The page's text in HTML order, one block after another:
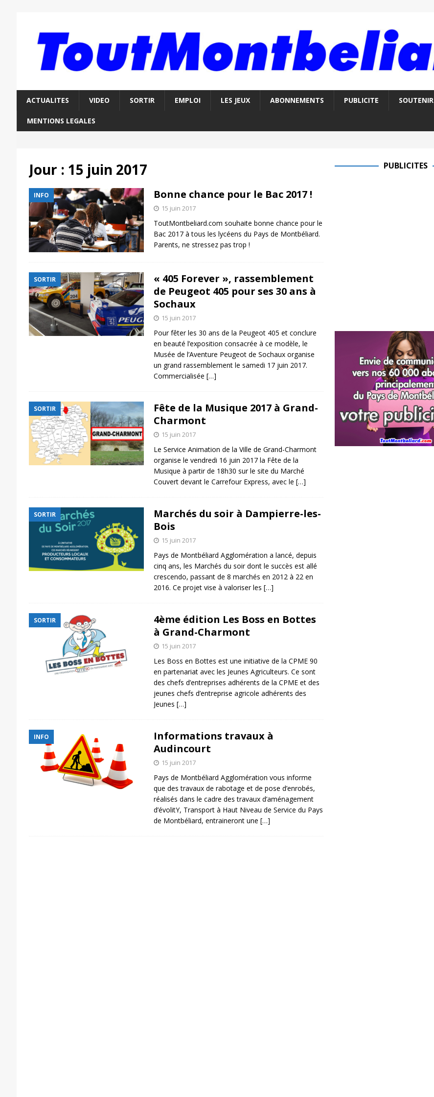
ACTUALITES VIDEO SORTIR EMPLOI LES JEUX ABONNEMENTS PUBLICITE SOUTENIR
MENTIONS LEGALES
Jour : 15 juin 2017
INFO Bonne chance pour le Bac 2017 !
15 juin 2017
ToutMontbeliard.com souhaite bonne chance pour le
Bac 2017 à tous les lycéens du Pays de Montbéliard.
Parents, ne stressez pas trop !
SORTIR
« 405 Forever », rassemblement
de Peugeot 405 pour ses 30 ans à
Sochaux
15 juin 2017
Pour fêter les 30 ans de la Peugeot 405 et conclure
en beauté l’exposition consacrée à ce modèle, le
Musée de l’Aventure Peugeot de Sochaux organise
un grand rassemblement le samedi 17 juin 2017.
Commercialisée […]
SORTIR
Fête de la Musique 2017 à Grand-
Charmont
15 juin 2017
Le Service Animation de la Ville de Grand-Charmont
organise le vendredi 16 juin 2017 la Fête de la
Musique à partir de 18h30 sur le site du Marché
Couvert devant le Carrefour Express, avec le […]
SORTIR
Marchés du soir à Dampierre-les-
Bois
15 juin 2017
Pays de Montbéliard Agglomération a lancé, depuis
cinq ans, les Marchés du soir dont le succès est allé
crescendo, passant de 8 marchés en 2012 à 22 en
2016. Ce projet vise à valoriser les […]
SORTIR
4ème édition Les Boss en Bottes
à Grand-Charmont
15 juin 2017
Les Boss en Bottes est une initiative de la CPME 90
en partenariat avec les Jeunes Agriculteurs. Ce sont
des chefs d’entreprises adhérents de la CPME et des
jeunes chefs d’entreprise agricole adhérents des
Jeunes […]
INFO
Informations travaux à
Audincourt
15 juin 2017
Pays de Montbéliard Agglomération vous informe
que des travaux de rabotage et de pose d’enrobés,
réalisés dans le cadre des travaux d’aménagement
d’évolitY, Transport à Haut Niveau de Service du Pays
de Montbéliard, entraineront une […]
PUBLICITES